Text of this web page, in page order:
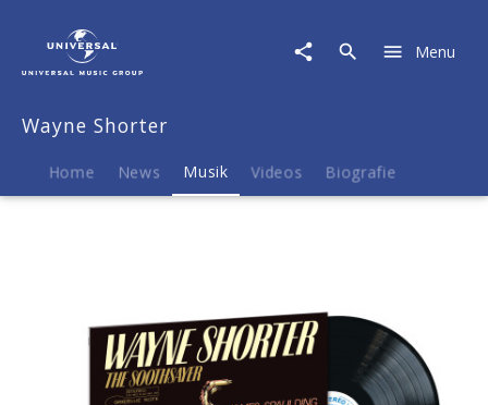
Musik
Wayne
Soothsayer
Menu
Wayne Shorter
Home News Musik Videos Biografie